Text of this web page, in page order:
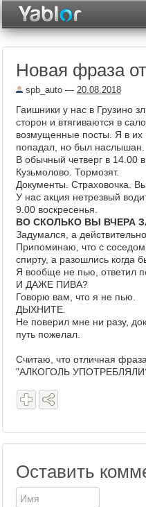
Новая фраза
spb_auto — 20.08.2018
Гаишники у нас в Грузино
сторон и втягиваются в
возмущенные посты. Я в их
попадал, но был наслышан.
В обычный четверг в 14.00
Кузьмолово. Тормозят.
Документы. Страховочка.
У нас акция нетрезвый
9.00 воскресенья.
ВО СКОЛЬКО ВЫ ВЧЕРА
Задумался, а
Припоминаю, что с
спирту, а разошлись когда
Я вообще не пью, ответил
И ДАЖЕ ПИВА?
Говорю вам, что я не пью.
ДЫХНИТЕ.
Не поверил мне ни разу,
путь пожелал.
Считаю, что отличная
"АЛКОГОЛЬ
Оставить